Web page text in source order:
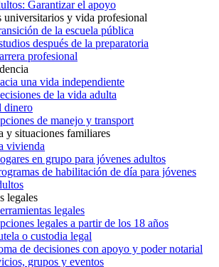
Garantizar el apoyo
universitarios y vida profesional
de la escuela pública
después de la preparatoria
profesional
una vida independiente
de la vida adulta
dinero
de manejo y transport
y situaciones familiares
vivienda
en grupo para jóvenes adultos
de habilitación de día para jóvenes
legales
legales
legales a partir de los 18 años
o custodia legal
de decisiones con apoyo y poder notarial
grupos y eventos